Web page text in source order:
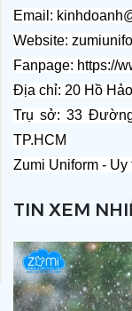
TIN XEM
Email:
Website:
Fanpage: https://
Địa chỉ: 20 Hồ
Trụ sở: 33
TP.HCM
Zumi Uniform -